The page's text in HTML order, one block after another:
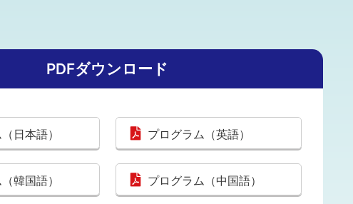
PDFダウンロード
日本語） プログラム（英語）
韓国語） プログラム（中国語）